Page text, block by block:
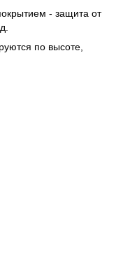
- защита от
по высоте,